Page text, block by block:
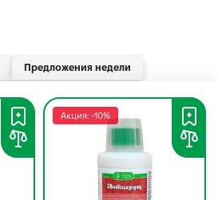
Предложения недели
Акция: -10%